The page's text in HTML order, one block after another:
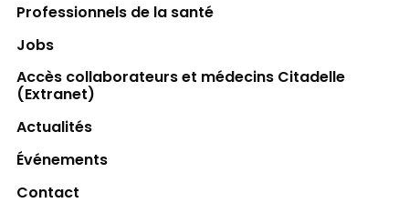
Professionnels de la santé
Jobs
Accès collaborateurs et médecins Citadelle
(Extranet)
Actualités
Événements
Contact